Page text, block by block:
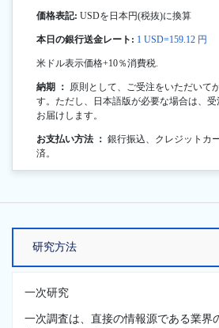
価格表記: USDを日本円(税抜)に換算
本日の銀行送金レート: 1 USD=159.12 円
米ドル表示価格+10％消費税.
納期 ： 原則として、ご受注をいただいて
す。ただし、日本語版が必要な場合は、
お届けします。
お支払い方法 ： 銀行振込、クレジットカ
済。
一次研究
一次調査は、直接の情報源である業界